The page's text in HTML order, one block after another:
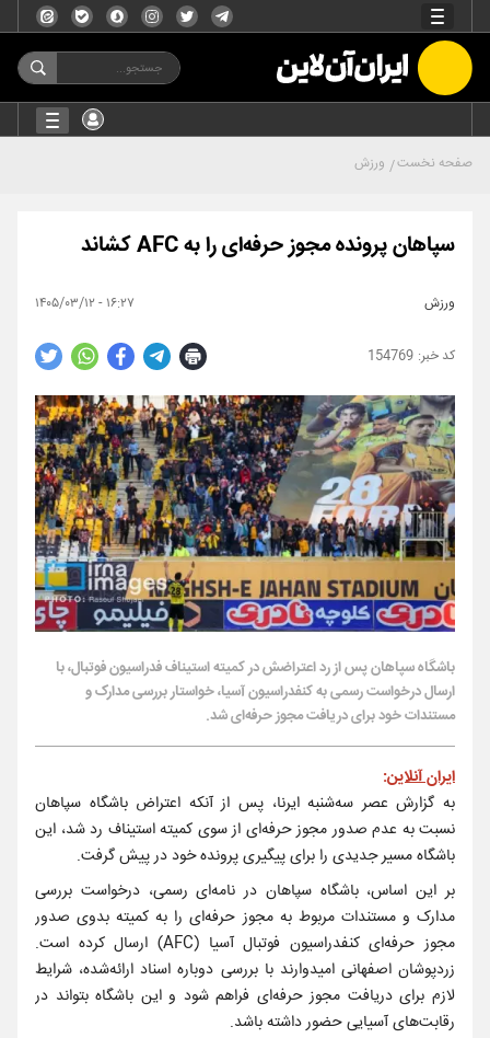
صفحه نخست ورزش
سپاهان پرونده مجوز حرفه‌ای را به AFC کشاند
ورزش ۱۶:۲۷ - ۱۴۰۵/۰۳/۱۲
154769
باشگاه سپاهان پس از رد اعتراضش در کمیته استیناف فدراسیون فوتبال، با
ارسال درخواست رسمی به کنفدراسیون آسیا، خواستار بررسی مدارک و
مستندات خود برای دریافت مجوز حرفه‌ای شد.
ایران آنلاین:
به گزارش عصر سه‌شنبه ایرنا، پس از آنکه اعتراض باشگاه سپاهان
نسبت به عدم صدور مجوز حرفه‌ای از سوی کمیته استیناف رد شد، این
باشگاه مسیر جدیدی را برای پیگیری پرونده خود در پیش گرفت.
بر این اساس، باشگاه سپاهان در نامه‌ای رسمی، درخواست بررسی
مدارک و مستندات مربوط به مجوز حرفه‌ای را به کمیته بدوی صدور
مجوز حرفه‌ای کنفدراسیون فوتبال آسیا (AFC) ارسال کرده است.
زردپوشان اصفهانی امیدوارند با بررسی دوباره اسناد ارائه‌شده، شرایط
لازم برای دریافت مجوز حرفه‌ای فراهم شود و این باشگاه بتواند در
رقابت‌های آسیایی حضور داشته باشد.